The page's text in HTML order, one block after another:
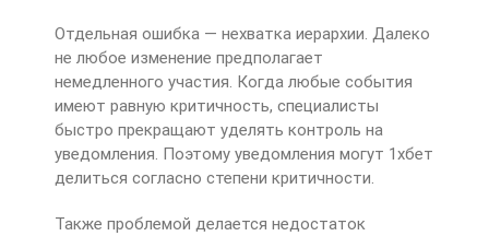
Отдельная ошибка — нехватка иерархии. Далеко
не любое изменение предполагает
немедленного участия. Когда любые события
имеют равную критичность, специалисты
быстро прекращают уделять контроль на
уведомления. Поэтому уведомления могут 1хбет
делиться согласно степени критичности.
Также проблемой делается недостаток